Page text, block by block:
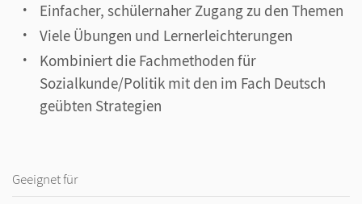
Einfacher, schülernaher Zugang zu den Themen
Viele Übungen und Lernerleichterungen
Kombiniert die Fachmethoden für
Sozialkunde/Politik mit den im Fach Deutsch
geübten Strategien
Geeignet für